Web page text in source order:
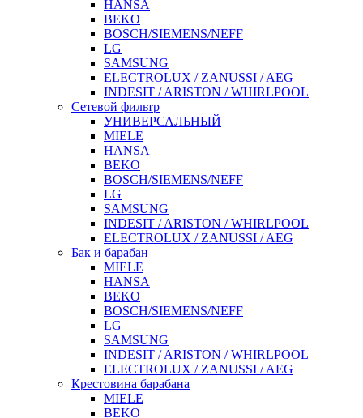
HANSA
BEKO
BOSCH/SIEMENS/NEFF
LG
SAMSUNG
ELECTROLUX / ZANUSSI / AEG
INDESIT / ARISTON / WHIRLPOOL
Сетевой фильтр
УНИВЕРСАЛЬНЫЙ
MIELE
HANSA
BEKO
BOSCH/SIEMENS/NEFF
LG
SAMSUNG
INDESIT / ARISTON / WHIRLPOOL
ELECTROLUX / ZANUSSI / AEG
Бак и барабан
MIELE
HANSA
BEKO
BOSCH/SIEMENS/NEFF
LG
SAMSUNG
INDESIT / ARISTON / WHIRLPOOL
ELECTROLUX / ZANUSSI / AEG
Крестовина барабана
MIELE
BEKO